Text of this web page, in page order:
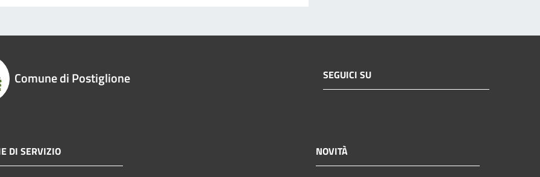
Comune di Postiglione SEGUICI SU
DI SERVIZIO NOVITÀ